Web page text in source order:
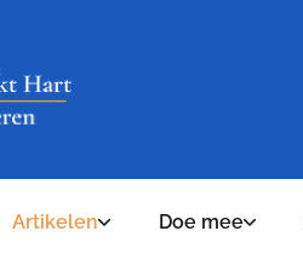
Artikelen Doe mee